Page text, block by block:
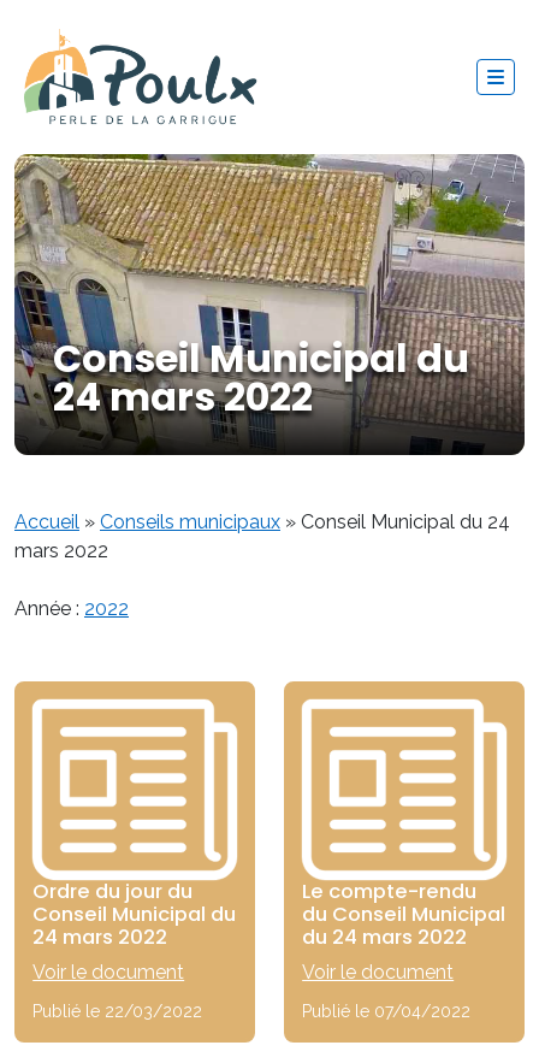
Conseil Municipal du
24 mars 2022
Accueil » Conseils municipaux » Conseil Municipal du 24
mars 2022
Année : 2022
Ordre du jour du
Conseil Municipal du
24 mars 2022
Voir le document
Publié le 22/03/2022
Le compte-rendu
du Conseil Municipal
du 24 mars 2022
Voir le document
Publié le 07/04/2022